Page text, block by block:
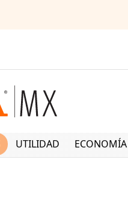
UTILIDAD ECONOMÍA